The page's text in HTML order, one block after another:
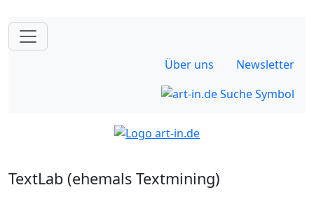
Über uns Newsletter
TextLab (ehemals Textmining)